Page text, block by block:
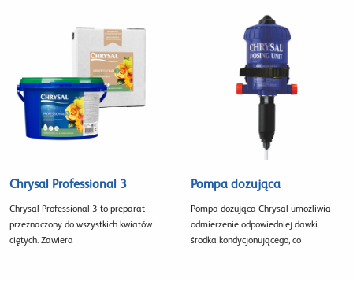
Chrysal Professional 3
Chrysal Professional 3 to preparat
przeznaczony do wszystkich kwiatów
ciętych. Zawiera
Pompa dozująca
Pompa dozująca Chrysal umożliwia
odmierzenie odpowiedniej dawki
środka kondycjonującego, co